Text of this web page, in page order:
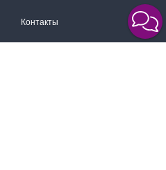
Контакты